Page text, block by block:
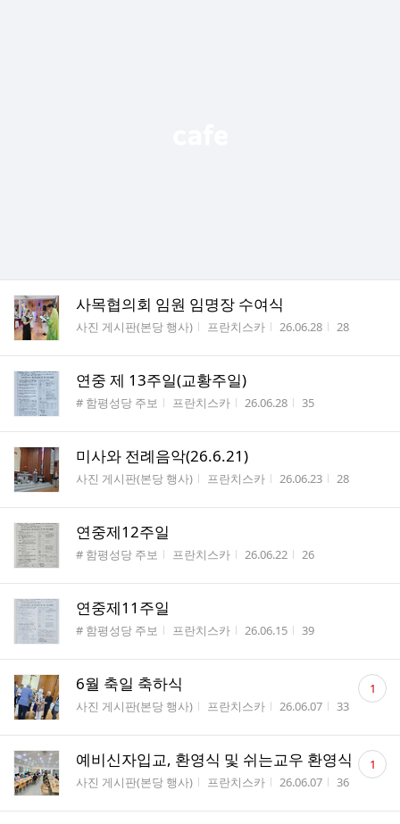
사목협의회 임원 임명장 수여식
게시판명
사진 게시판(본당 행사) 작성자
프란치스카 작성시간
26.06.28 조회수
28
연중 제 13주일(교황주일)
게시판명
# 함평성당 주보 작성자
프란치스카 작성시간
26.06.28 조회수
35
미사와 전례음악(26.6.21)
게시판명
사진 게시판(본당 행사) 작성자
프란치스카 작성시간
26.06.23 조회수
28
연중제12주일
게시판명
# 함평성당 주보 작성자
프란치스카 작성시간
26.06.22 조회수
26
연중제11주일
게시판명
# 함평성당 주보 작성자
프란치스카 작성시간
26.06.15 조회수
39
6월 축일 축하식
게시판명
사진 게시판(본당 행사) 작성자
프란치스카 작성시간
26.06.07 조회수
33
댓
글 1
예비신자입교, 환영식 및 쉬는교우 환영식
게시판명
사진 게시판(본당 행사) 작성자
프란치스카 작성시간
26.06.07 조회수
36
댓
글 1